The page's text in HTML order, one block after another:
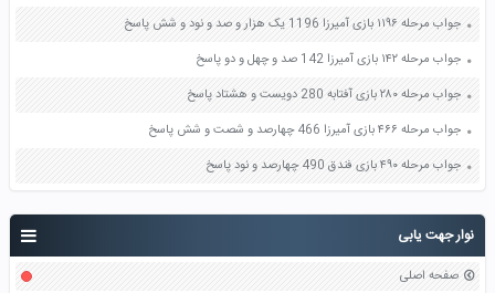
نوار جهت یابی
صفحه اصلی
جواب مرحله ۱۱۹۶ بازی آمیرزا 1196 یک هزار و صد و نود و شش پاسخ
جواب مرحله ۱۴۲ بازی آمیرزا 142 صد و چهل و دو پاسخ
جواب مرحله ۲۸۰ بازی آفتابه 280 دویست و هشتاد پاسخ
جواب مرحله ۴۶۶ بازی آمیرزا 466 چهارصد و شصت و شش پاسخ
جواب مرحله ۴۹۰ بازی فندق 490 چهارصد و نود پاسخ